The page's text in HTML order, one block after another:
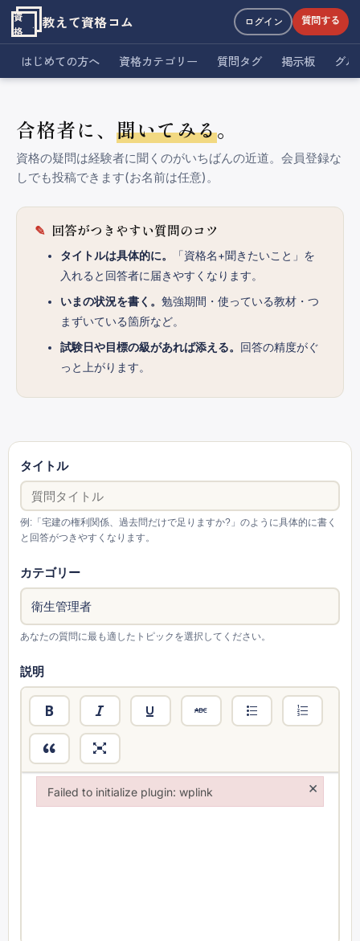
資
格
教えて資格コム ログイン 質問する
はじめての方へ 資格カテゴリー 質問タグ 掲示板 グ
合格者に、 聞いてみる。
資格の疑問は経験者に聞くのがいちばんの近道。会員登録な
しでも投稿できます(お名前は任意)。
回答がつきやすい質問のコツ
タイトルは具体的に。
「資格名+聞きたいこと」を
入れると回答者に届きやすくなります。
いまの状況を書く。 勉強期間・使っている教材・つ
まずいている箇所など。
試験日や目標の級があれば添える。 回答の精度がぐ
っと上がります。
タイトル
例:「宅建の権利関係、過去問だけで足りますか?」のように具体的に書く
と回答がつきやすくなります。
カテゴリー
あなたの質問に最も適したトピックを選択してください。
説明
Failed to initialize plugin: wplink ×
Failed to initialize plugin: wplink